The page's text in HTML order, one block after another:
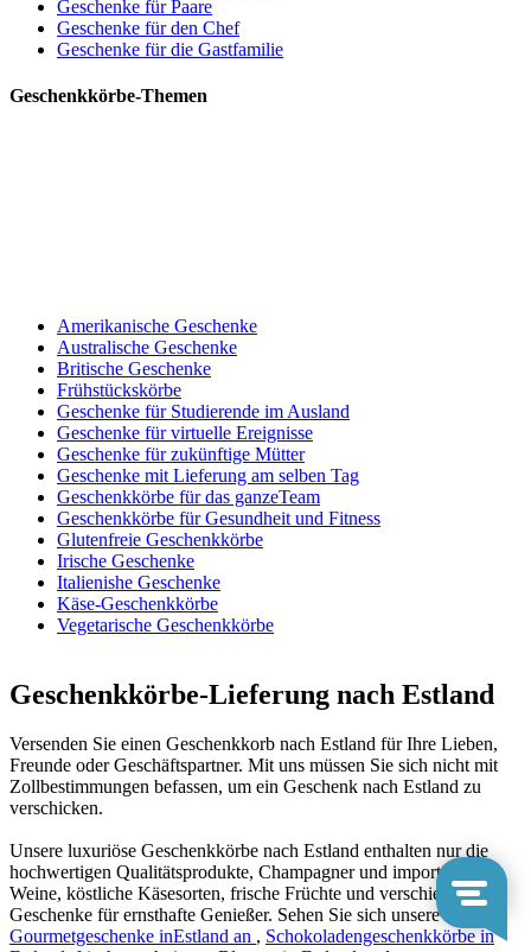
Geschenke für Paare
Geschenke für den Chef
Geschenke für die Gastfamilie
Geschenkkörbe-Themen
Amerikanische Geschenke
Australische Geschenke
Britische Geschenke
Frühstückskörbe
Geschenke für Studierende im Ausland
Geschenke für virtuelle Ereignisse
Geschenke für zukünftige Mütter
Geschenke mit Lieferung am selben Tag
Geschenkkörbe für das ganzeTeam
Geschenkkörbe für Gesundheit und Fitness
Glutenfreie Geschenkkörbe
Irische Geschenke
Italienishe Geschenke
Käse-Geschenkkörbe
Vegetarische Geschenkkörbe
Geschenkkörbe-Lieferung nach Estland
Versenden Sie einen Geschenkkorb nach Estland für Ihre Lieben,
Freunde oder Geschäftspartner. Mit uns müssen Sie sich nicht mit
Zollbestimmungen befassen, um ein Geschenk nach Estland zu
verschicken.
Unsere luxuriöse Geschenkkörbe nach Estland enthalten nur die
hochwertigen Qualitätsprodukte, Champagner und importierte
Weine, köstliche Käsesorten, frische Früchte und verschiedene
Geschenke für ernsthafte Genießer. Sehen Sie sich unsere
Gourmetgeschenke inEstland an , Schokoladengeschenkkörbe in